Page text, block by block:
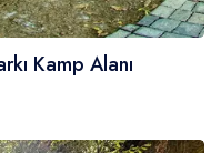
Kamp Alanı